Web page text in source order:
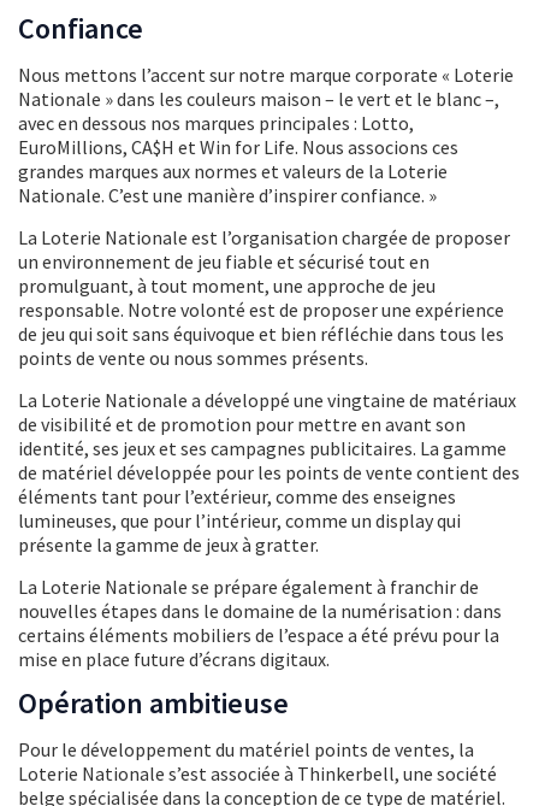
Confiance
Nous mettons l’accent sur notre marque corporate « Loterie
Nationale » dans les couleurs maison – le vert et le blanc –,
avec en dessous nos marques principales : Lotto,
EuroMillions, CA$H et Win for Life. Nous associons ces
grandes marques aux normes et valeurs de la Loterie
Nationale. C’est une manière d’inspirer confiance. »
La Loterie Nationale est l’organisation chargée de proposer
un environnement de jeu fiable et sécurisé tout en
promulguant, à tout moment, une approche de jeu
responsable. Notre volonté est de proposer une expérience
de jeu qui soit sans équivoque et bien réfléchie dans tous les
points de vente ou nous sommes présents.
La Loterie Nationale a développé une vingtaine de matériaux
de visibilité et de promotion pour mettre en avant son
identité, ses jeux et ses campagnes publicitaires. La gamme
de matériel développée pour les points de vente contient des
éléments tant pour l’extérieur, comme des enseignes
lumineuses, que pour l’intérieur, comme un display qui
présente la gamme de jeux à gratter.
La Loterie Nationale se prépare également à franchir de
nouvelles étapes dans le domaine de la numérisation : dans
certains éléments mobiliers de l’espace a été prévu pour la
mise en place future d’écrans digitaux.
Opération ambitieuse
Pour le développement du matériel points de ventes, la
Loterie Nationale s’est associée à Thinkerbell, une société
belge spécialisée dans la conception de ce type de matériel.